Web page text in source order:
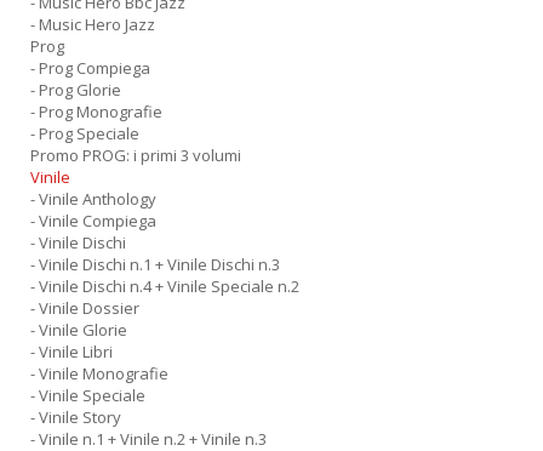
- Music Hero Jazz
Prog
- Prog Compiega
- Prog Glorie
- Prog Monografie
- Prog Speciale
Promo PROG: i primi 3 volumi
Vinile
- Vinile Anthology
- Vinile Compiega
- Vinile Dischi
- Vinile Dischi n.1 + Vinile Dischi n.3
- Vinile Dischi n.4 + Vinile Speciale n.2
- Vinile Dossier
- Vinile Glorie
- Vinile Libri
- Vinile Monografie
- Vinile Speciale
- Vinile Story
- Vinile n.1 + Vinile n.2 + Vinile n.3